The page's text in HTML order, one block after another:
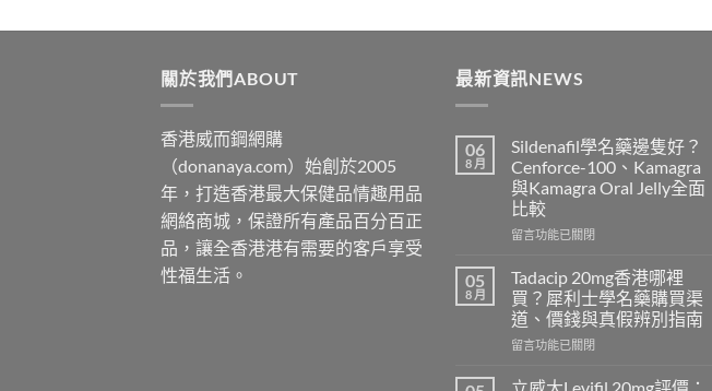
was: is:
關於我們ABOUT
香港威而鋼網購
（donanaya.com）始創於2005
年，打造香港最大保健品情趣用品
網絡商城，保證所有產品百分百正
品，讓全香港港有需要的客戶享受
性福生活。
最新資訊NEWS
06
8 月
Sildenafil學名藥邊隻好？
Cenforce-100、Kamagra
與Kamagra Oral Jelly全面
比較
在
學
名
藥
邊
隻
Cenforce-
留言功能已關閉
05
8 月
Tadacip 20mg香港哪裡
買？犀利士學名藥購買渠
道、價錢與真假辨別指南
在
20mg
留言功能已關閉